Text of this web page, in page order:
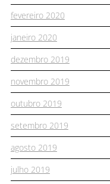
fevereiro 2020
janeiro 2020
dezembro 2019
novembro 2019
outubro 2019
setembro 2019
agosto 2019
julho 2019